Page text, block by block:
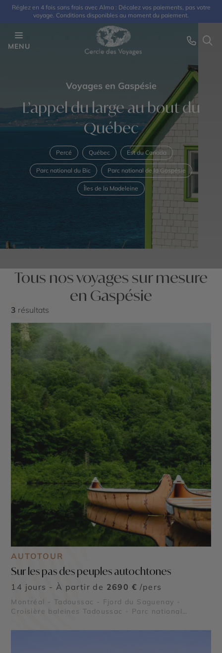
Réglez en 4 fois sans frais avec Alma : Décalez vos paiements, pas votre
voyage. Conditions disponibles au moment du paiement.
MENU
Voyages en Gaspésie
L’appel du large au bout du
Québec
Percé Québec Est du Canada
Parc national du Bic Parc national de la Gaspésie
Îles de la Madeleine
Tous nos voyages sur mesure
en Gaspésie
3 résultats
AUTOTOUR
Sur les pas des peuples autochtones
14 jours - À partir de 2690 € /pers
Montréal - Tadoussac - Fjord du Saguenay -
Croisière baleines Tadoussac - Parc national
Parc national du Bic - Reserve Faunique